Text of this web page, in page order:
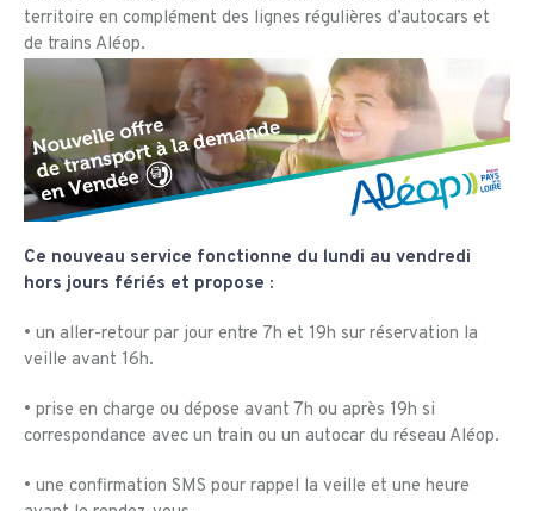
territoire en complément des lignes régulières d’autocars et
de trains Aléop.
Ce nouveau service fonctionne du lundi au vendredi
hors jours fériés et propose :
• un aller-retour par jour entre 7h et 19h sur réservation la
veille avant 16h.
• prise en charge ou dépose avant 7h ou après 19h si
correspondance avec un train ou un autocar du réseau Aléop.
• une confirmation SMS pour rappel la veille et une heure